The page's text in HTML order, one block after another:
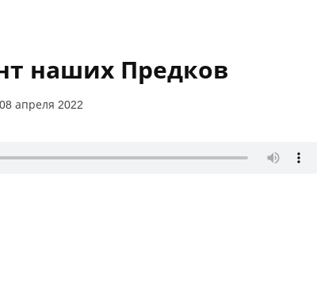
наших Предков
08 апреля 2022